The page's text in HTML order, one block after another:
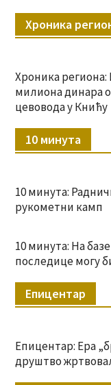
Хроника
Хроника
милиона динара
цевовода у Книћу
10 минута
10 минута:
рукометни камп
10 минута: На
последице могу
Епицентар
Епицентар: Ера
друштво